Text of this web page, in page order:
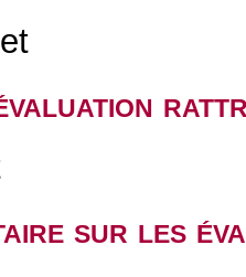
sur les